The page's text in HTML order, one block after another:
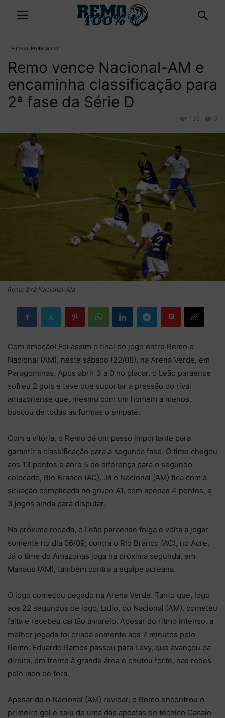
Futebol Profissional
Remo vence Nacional-AM e
encaminha classificação para
2ª fase da Série D
0
135
Remo 3x2 Nacional-AM
Com emoção! Foi assim o final do jogo entre Remo e
Nacional (AM), neste sábado (22/08), na Arena Verde, em
Paragominas. Após abrir 3 a 0 no placar, o Leão paraense
sofreu 2 gols e teve que suportar a pressão do rival
amazonense que, mesmo com um homem a menos,
buscou de todas as formas o empate.
Com a vitória, o Remo dá um passo importante para
garantir a classificação para a segunda fase. O time chegou
aos 13 pontos e abre 5 de diferença para o segundo
colocado, Rio Branco (AC). Já o Nacional (AM) fica com a
situação complicada no grupo A1, com apenas 4 pontos, e
3 jogos ainda para disputar.
Na próxima rodada, o Leão paraense folga e volta a jogar
somente no dia 06/09, contra o Rio Branco (AC), no Acre.
Já o time do Amazonas joga na próxima segunda, em
Manaus (AM), também contra a equipe acreana.
O jogo começou pegado na Arena Verde. Tanto que, logo
aos 22 segundos de jogo, Lídio, do Nacional (AM), cometeu
falta e recebeu cartão amarelo. Apesar do ritmo intenso, a
melhor jogada foi criada somente aos 7 minutos pelo
Remo. Eduardo Ramos passou para Levy, que avançou da
direita, em frente à grande área e chutou forte, nas redes
pelo lado de fora.
Apesar de o Nacional (AM) revidar, o Remo encontrou o
primeiro gol e saiu de uma das apostas do técnico Cacaio